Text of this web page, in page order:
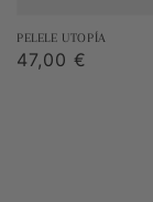
PELELE UTOPÍA
Precio
47,00 €